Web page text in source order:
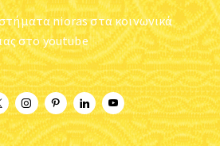
ΜΕ
ΜΕΝΤΑΓΙΌΝ ΧΡΥΣΌΣ
ΣΤΑΥΡΌΣ 10X16MM K14
Κωδικός:t-805100050
$70.98